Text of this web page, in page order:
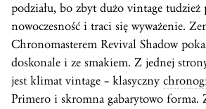
podziału, bo zbyt dużo vintage tudzież
nowoczesność i traci się wyważenie.
Chronomasterem Revival Shadow
doskonale i ze smakiem. Z jednej
jest klimat vintage – klasyczny
Primero i skromna gabarytowo forma.